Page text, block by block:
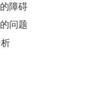
障碍
问题